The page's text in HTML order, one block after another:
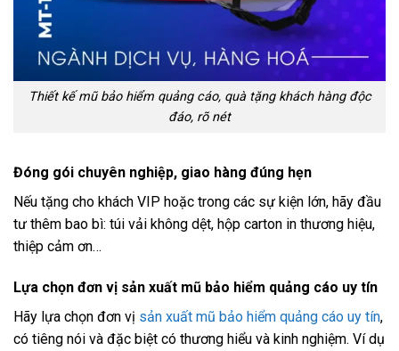
Thiết kế mũ bảo hiểm quảng cáo, quà tặng khách hàng độc
đáo, rõ nét
Đóng gói chuyên nghiệp, giao hàng đúng hẹn
Nếu tặng cho khách VIP hoặc trong các sự kiện lớn, hãy đầu
tư thêm bao bì: túi vải không dệt, hộp carton in thương hiệu,
thiệp cảm ơn…
Lựa chọn đơn vị sản xuất mũ bảo hiểm quảng cáo uy tín
Hãy lựa chọn đơn vị sản xuất mũ bảo hiểm quảng cáo uy tín,
có tiêng nói và đặc biệt có thương hiểu và kinh nghiệm. Ví dụ